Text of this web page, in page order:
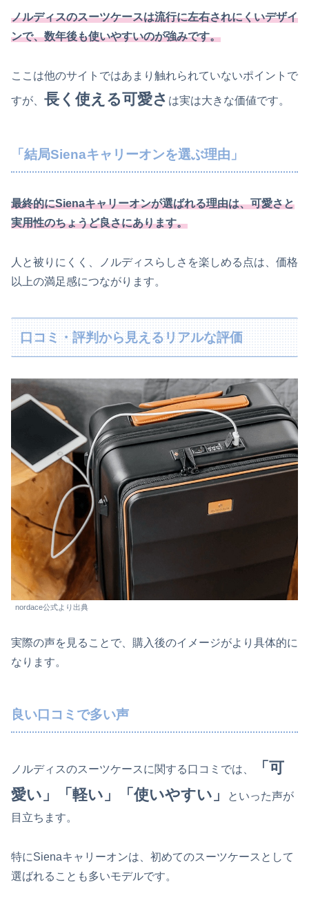
ノルディスのスーツケースは流行に左右されにくいデザイ
ンで、数年後も使いやすいのが強みです。
ここは他のサイトではあまり触れられていないポイントで
すが、 長く使える可愛さ は実は大きな価値です。
「結局Sienaキャリーオンを選ぶ理由」
最終的にSienaキャリーオンが選ばれる理由は、可愛さと
実用性のちょうど良さにあります。
人と被りにくく、ノルディスらしさを楽しめる点は、価格
以上の満足感につながります。
口コミ・評判から見えるリアルな評価
nordace公式より出典
実際の声を見ることで、購入後のイメージがより具体的に
なります。
良い口コミで多い声
ノルディスのスーツケースに関する口コミでは、
「可
愛い」「軽い」「使いやすい」
といった声が
目立ちます。
特にSienaキャリーオンは、初めてのスーツケースとして
選ばれることも多いモデルです。